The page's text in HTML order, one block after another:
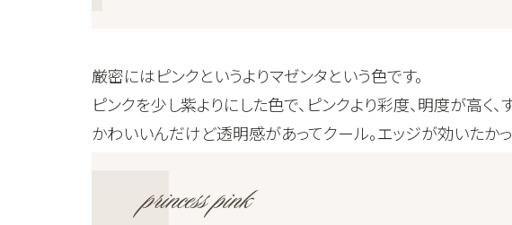
厳密にはピンクというよりマゼンタという色です。
ピンクを少し紫よりにした色で、ピンクより彩度、明度が高く、
かわいいんだけど透明感があってクール。エッジが効いたかっ